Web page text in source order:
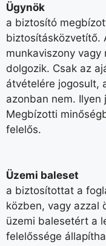
Ügynök
a biztosító
biztosításközvetítő.
munkaviszony vagy
dolgozik. Csak az
átvételére jogosult,
azonban nem. Ilyen
Megbízotti
felelős.
Üzemi baleset
a biztosítottat a
közben, vagy azzal
üzemi balesetért a
felelőssége